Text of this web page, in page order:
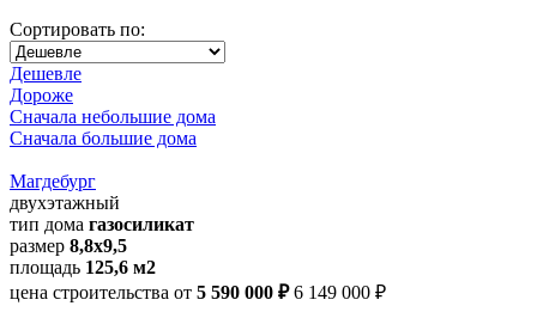
Сортировать по:
Дешевле
Дороже
Сначала небольшие дома
Сначала большие дома
Магдебург
двухэтажный
тип дома газосиликат
размер 8,8х9,5
площадь 125,6 м2
цена строительства от 5 590 000 ₽ 6 149 000 ₽